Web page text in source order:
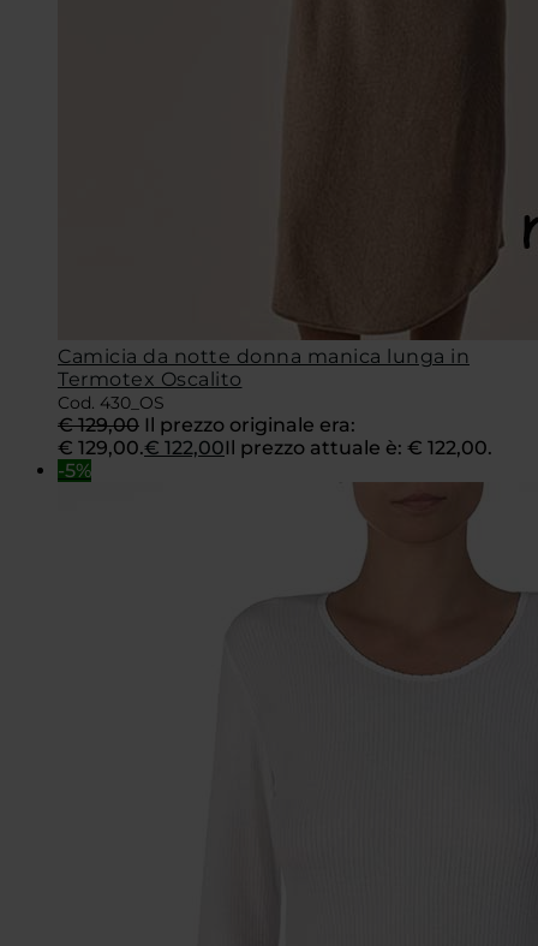
Camicia da notte donna manica lunga in
Termotex Oscalito
Cod. 430_OS
€129,00 Il prezzo originale era:
€ 129,00.€ 122,00Il prezzo attuale è: € 122,00.
-5%